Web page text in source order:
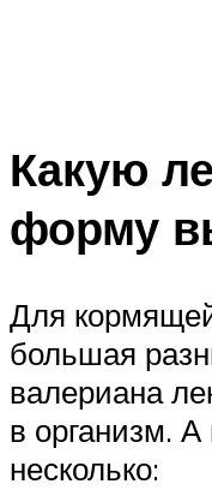
Какую
форму
Для
большая
валериана
в организм.
несколько: